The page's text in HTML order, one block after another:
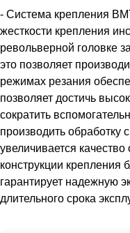
- Система крепления
жесткости крепления
револьверной головке
это позволяет
режимах резания
позволяет достичь
сократить
производить обработку
увеличивается качество
конструкции крепления
гарантирует надежную
длительного срока